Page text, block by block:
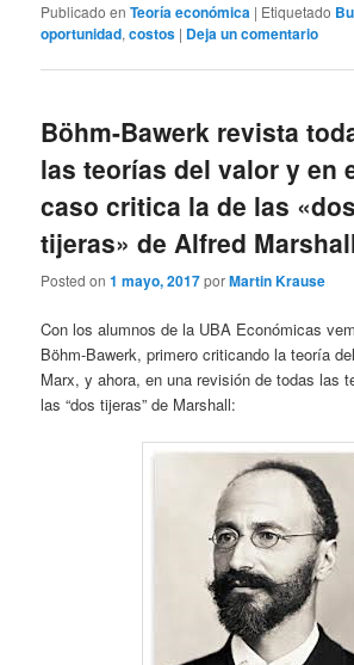
Publicado en Teoría económica | Etiquetado
oportunidad,costos | Deja un comentario
Böhm-Bawerk revista
las teorías del valor y en
caso critica la de las «dos
tijeras» de Alfred
Posted on1 mayo, 2017porMartin Krause
Con los alumnos de la UBA Económicas
Böhm-Bawerk, primero criticando la teoría
Marx, y ahora, en una revisión de todas las
las “dos tijeras” de Marshall: